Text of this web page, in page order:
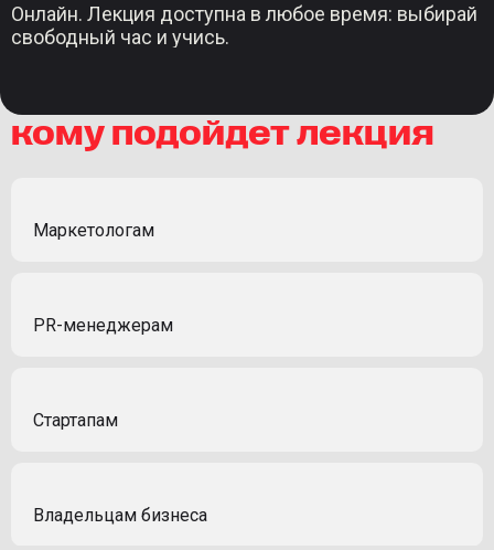
Онлайн. Лекция доступна в любое время: выбирай
свободный час и учись.
кому подойдет лекция
Маркетологам
PR-менеджерам
Стартапам
Владельцам бизнеса